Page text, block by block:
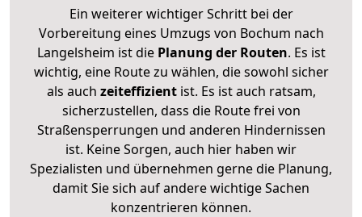
Ein weiterer wichtiger Schritt bei der
Vorbereitung eines Umzugs von Bochum nach
Langelsheim ist diePlanung der Routen. Es ist
wichtig, eine Route zu wählen, die sowohl sicher
als auch zeiteffizientist. Es ist auch ratsam,
sicherzustellen, dass die Route frei von
Straßensperrungen und anderen Hindernissen
ist. Keine Sorgen, auch hier haben wir
Spezialisten und übernehmen gerne die Planung,
damit Sie sich auf andere wichtige Sachen
konzentrieren können.